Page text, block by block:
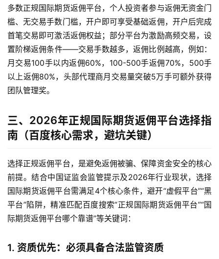
货
恒
指
期
货
期
开
户
银
期
货
纳
期
货
多数正规国际期货返佣平台，个人投资者参与返佣无资金门
槛、无交易手数门槛，开户即可享受基础返佣，开户后完成
首笔交易即可激活返佣权益；部分平台为激励高频交易，设
置阶梯返佣条件——交易手数越多，返佣比例越高，例如：
月交易100手以内返佣60%，100-500手返佣70%，500手
以上返佣80%，头部代理商月交易量突破5万手可额外获得
团队管理奖。
三、2026年正规国际期货返佣平台选择指
南（百度核心需求，避坑关键）
选择正规返佣平台，是避免返佣被骗、保障资金安全的核心
前提。结合中国证监会监管提示及2026年行业现状，选择
国际期货返佣平台需满足4个核心条件，避开“虚假平台”“黑
平台”陷阱，精准匹配百度搜索“正规国际期货返佣平台”“国
际期货返佣平台哪个靠谱”等关键词：
1. 资质优先：必须具备合法监管资质